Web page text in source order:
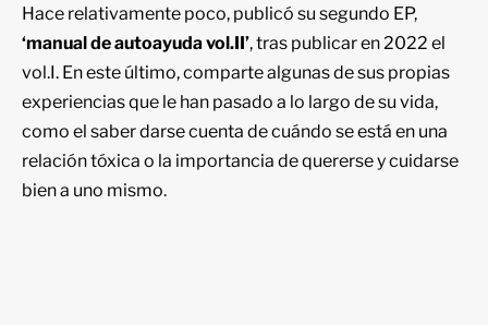
Hace relativamente poco, publicó su segundo EP,
‘manual de autoayuda vol.II’, tras publicar en 2022 el
vol.I. En este último, comparte algunas de sus propias
experiencias que le han pasado a lo largo de su vida,
como el saber darse cuenta de cuándo se está en una
relación tóxica o la importancia de quererse y cuidarse
bien a uno mismo.